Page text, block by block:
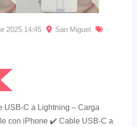
2025 14:45
San Miguel
USB-C a Lightning – Carga
con iPhone ✔️ Cable USB-C a